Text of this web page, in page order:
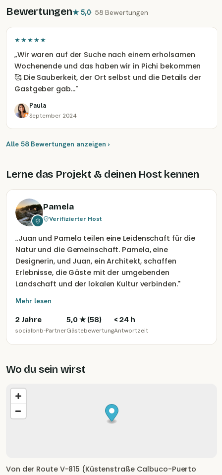
Bewertungen★5,0· 58 Bewertungen
★★★★★
„Wir waren auf der Suche nach einem erholsamen
Wochenende und das haben wir in Pichi bekommen
🥰 Die Sauberkeit, der Ort selbst und die Details der
Gastgeber gab…"
Paula
September 2024
Alle 58 Bewertungen anzeigen ›
Lerne das Projekt & deinen Host kennen
Pamela
Verifizierter Host
„Juan und Pamela teilen eine Leidenschaft für die
Natur und die Gemeinschaft. Pamela, eine
Designerin, und Juan, ein Architekt, schaffen
Erlebnisse, die Gäste mit der umgebenden
Landschaft und der lokalen Kultur verbinden."
Mehr lesen
2 Jahre
socialbnb-Partner
5,0★ (58)
Gästebewertung
< 24 h
Antwortzeit
Wo du sein wirst
Von der Route V-815 (Küstenstraße Calbuco-Puerto